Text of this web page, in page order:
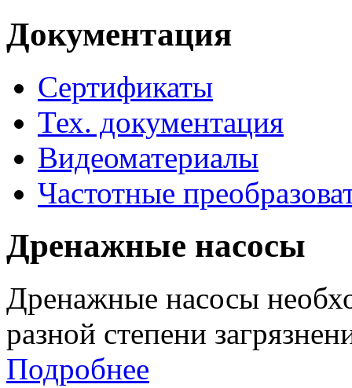
Документация
Сертификаты
Тех. документация
Видеоматериалы
Частотные
Дренажные насосы
Дренажные насосы
разной степени
Подробнее